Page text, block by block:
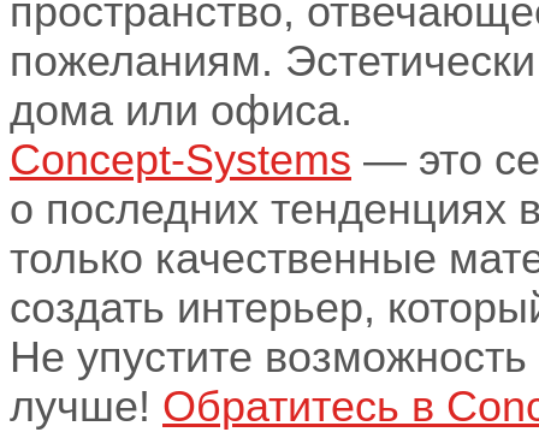
пространство,
пожеланиям.
дома или офиса.
Concept-Systems — это
о последних тенденциях
только качественные
создать интерьер,
Не упустите
лучше! Обратитесь в